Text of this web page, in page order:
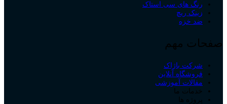
رنگ های سی استاک
زینک ریچ
ضد خزه
صفحات مهم
شرکت باژاک
فروشگاه آنلاین
مقالات آموزشی
خدمات ما
پروژه ها